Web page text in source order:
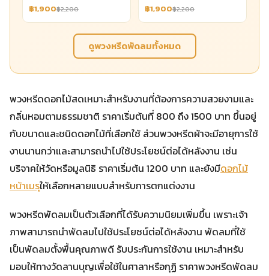
฿1,900฿2,200 ฿1,900฿2,200
ดูพวงหรีดพัดลมทั้งหมด
พวงหรีดดอกไม้สดเหมาะสำหรับงานที่ต้องการความสวยงามและ
กลิ่นหอมตามธรรมชาติ ราคาเริ่มต้นที่ 800 ถึง 1500 บาท ขึ้นอยู่
กับขนาดและชนิดดอกไม้ที่เลือกใช้ ส่วนพวงหรีดผ้าจะมีอายุการใช้
งานนานกว่าและสามารถนำไปใช้ประโยชน์ต่อได้หลังงาน เช่น
บริจาคให้วัดหรือมูลนิธิ ราคาเริ่มต้น 1200 บาท และยังมีดอกไม้
หน้าเมรุให้เลือกหลายแบบสำหรับการตกแต่งงาน
พวงหรีดพัดลมเป็นตัวเลือกที่ได้รับความนิยมเพิ่มขึ้น เพราะเจ้า
ภาพสามารถนำพัดลมไปใช้ประโยชน์ต่อได้หลังงาน พัดลมที่ใช้
เป็นพัดลมตั้งพื้นคุณภาพดี รับประกันการใช้งาน เหมาะสำหรับ
มอบให้ทางวัดลานบุญเพื่อใช้ในศาลาหรือกุฏิ ราคาพวงหรีดพัดลม